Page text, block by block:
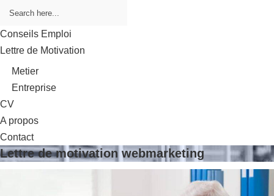
Conseils Emploi
Lettre de Motivation
Metier
Entreprise
CV
A propos
Contact
Lettre de motivation webmarketing